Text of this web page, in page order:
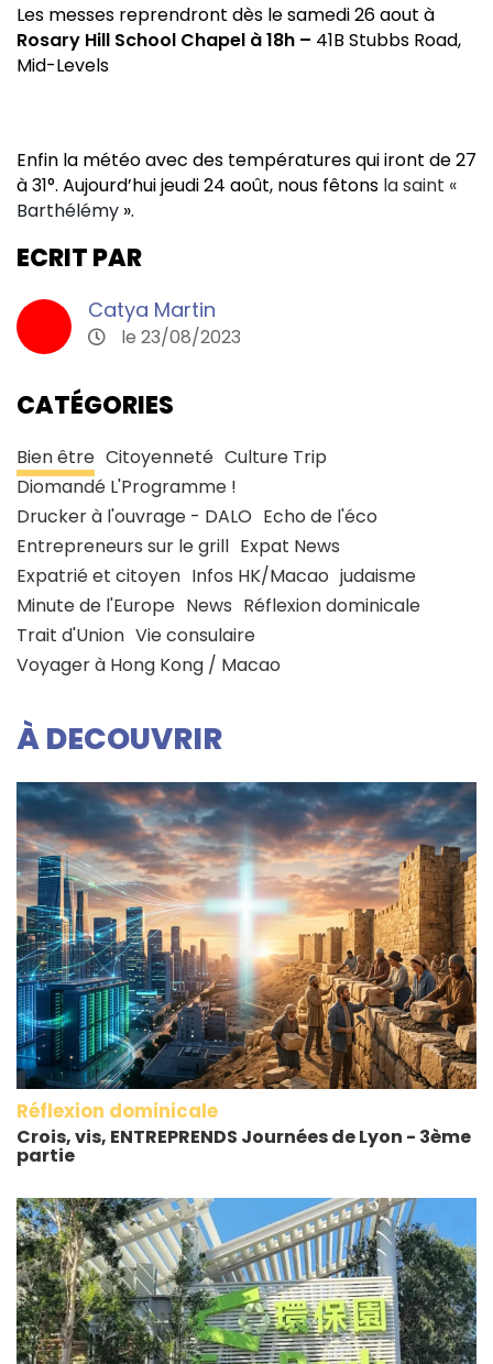
Les messes reprendront dès le samedi 26 aout à
Rosary Hill School Chapel à 18h – 41B Stubbs Road,
Mid-Levels
Enfin la météo avec des températures qui iront de 27
à 31°. Aujourd’hui jeudi 24 août, nous fêtons la saint «
Barthélémy ».
ECRIT PAR
Catya Martin
le 23/08/2023
CATÉGORIES
Bien être Citoyenneté Culture Trip
Diomandé L'Programme !
Drucker à l'ouvrage - DALO Echo de l'éco
Entrepreneurs sur le grill Expat News
Expatrié et citoyen Infos HK/Macao judaisme
Minute de l'Europe News Réflexion dominicale
Trait d'Union Vie consulaire
Voyager à Hong Kong / Macao
À DECOUVRIR
Réflexion dominicale
Crois, vis, ENTREPRENDS Journées de Lyon - 3ème
partie